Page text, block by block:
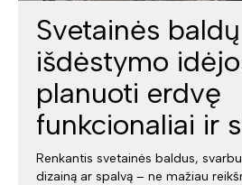
Svetainės baldų
išdėstymo
planuoti erdvę
funkcionaliai ir
Renkantis svetainės baldus,
dizainą ar spalvą – ne mažiau